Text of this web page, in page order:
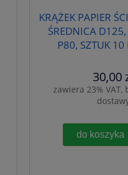
KRĄŻEK PAPIER
ŚREDNICA
P80, SZTUK 10
30,00
zawiera 23% VAT,
do koszyka